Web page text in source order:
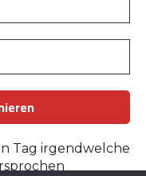
Tag irgendwelche